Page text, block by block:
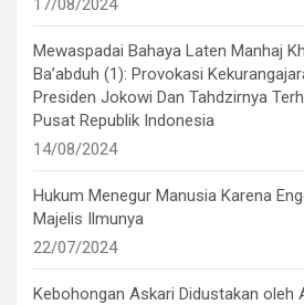
17/08/2024
Mewaspadai Bahaya Laten Manhaj
Ba’abduh (1): Provokasi
Presiden Jokowi Dan Tahdzirnya
Pusat Republik Indonesia
14/08/2024
Hukum Menegur Manusia Karena
Majelis Ilmunya
22/07/2024
Kebohongan Askari Didustakan oleh